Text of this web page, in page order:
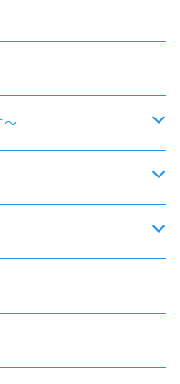
〜
計 本数限定商品
限定商品
デル